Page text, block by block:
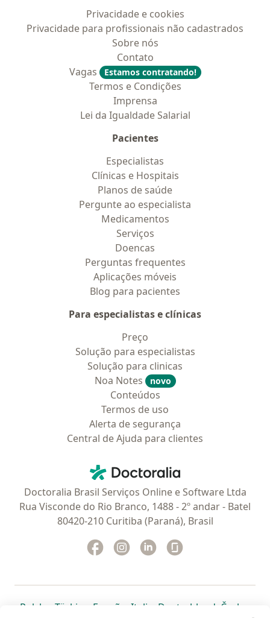
Privacidade e cookies
Privacidade para profissionais não cadastrados
Sobre nós
Contato
Vagas
Estamos contratando!
Termos e Condições
Imprensa
Lei da Igualdade Salarial
Pacientes
Especialistas
Clínicas e Hospitais
Planos de saúde
Pergunte ao especialista
Medicamentos
Serviços
Doencas
Perguntas frequentes
Aplicações móveis
Blog para pacientes
Para especialistas e clínicas
Preço
Solução para especialistas
Solução para clinicas
Noa Notes
novo
Conteúdos
Termos de uso
Alerta de segurança
Central de Ajuda para clientes
Doctoralia - Homepage
Doctoralia Brasil Serviços Online e Software Ltda
Rua Visconde do Rio Branco, 1488 - 2º andar - Batel
80420-210 Curitiba (Paraná), Brasil
Facebook
abre num novo separador
Instagram
abre num novo separador
Linkedin
abre num novo
Polska abre num novo separador
Türkiye abre num novo separador
España abre num novo separador
Italia abre num novo
Deutschlandabre num
Česko